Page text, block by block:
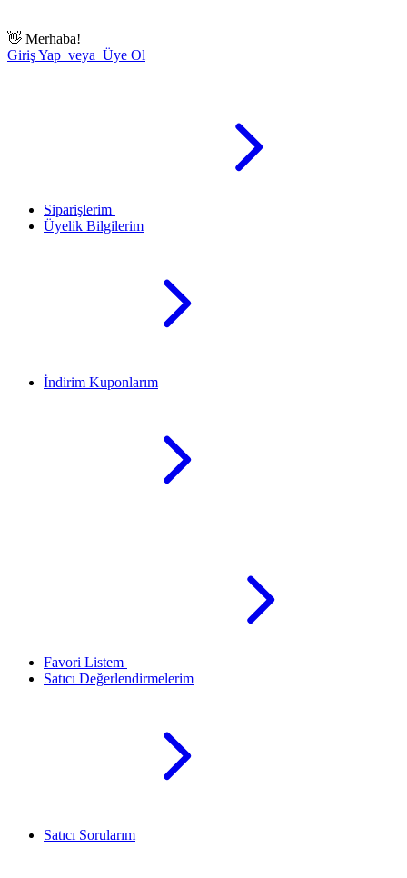
👋 Merhaba!
Giriş Yap veya Üye Ol
Siparişlerim
Üyelik Bilgilerim
İndirim Kuponlarım
Favori Listem
Satıcı Değerlendirmelerim
Satıcı Sorularım